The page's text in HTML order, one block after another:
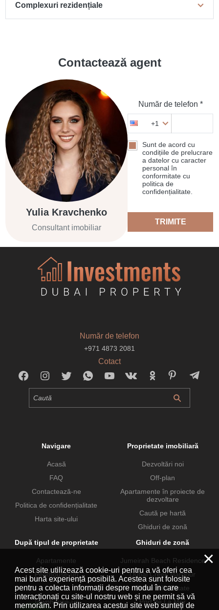
Complexuri rezidențiale
Contactează agent
Yulia Kravchenko
Consultant imobiliar
Număr de telefon *
+1
Sunt de acord cu
condițiile de prelucrare
a datelor cu caracter
personal în
conformitate cu
politica de
confidențialitate.
TRIMITE
Număr de telefon
+971 4873 2081
Cotact
Navigare
Acasă
FAQ
Contactează-ne
Politica de confidențialitate
Harta site-ului
Proprietate imobiliară
Dezvoltări noi
Off-plan
Apartamente în proiecte de
dezvoltare
Caută pe hartă
Ghiduri de zonă
După tipul de proprietate
Apartamente
Penthouse-uri
Vile
Townhouse-uri
Ghiduri de zonă
Jumeirah Beach Residence
Dubai Creek Harbour
Dubai Hills Estate
Port de La Mer
×
Acest site utilizează cookie-uri pentru a vă oferi cea
mai bună experiență posibilă. Acestea sunt folosite
pentru a colecta informații despre modul în care
interacționați cu site-ul nostru web și ne permit să vă
memorăm. Prin utilizarea acestui site web sunteți de